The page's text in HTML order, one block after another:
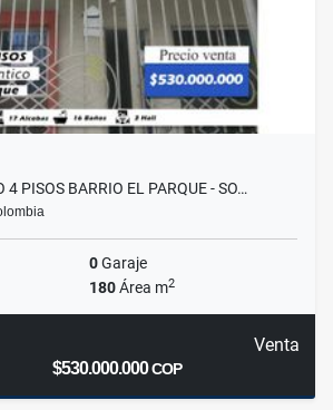
4 PISOS BARRIO EL PARQUE - SO…
0Garaje
180Área m2
Venta
$530.000.000COP